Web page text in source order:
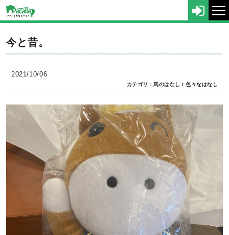
今と昔。
2021/10/06
カテゴリ：馬のはなし /色々なはなし